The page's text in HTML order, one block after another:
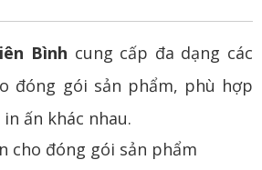
Bình cung cấp đa dạng các
đóng gói sản phẩm, phù hợp
ấn khác nhau.